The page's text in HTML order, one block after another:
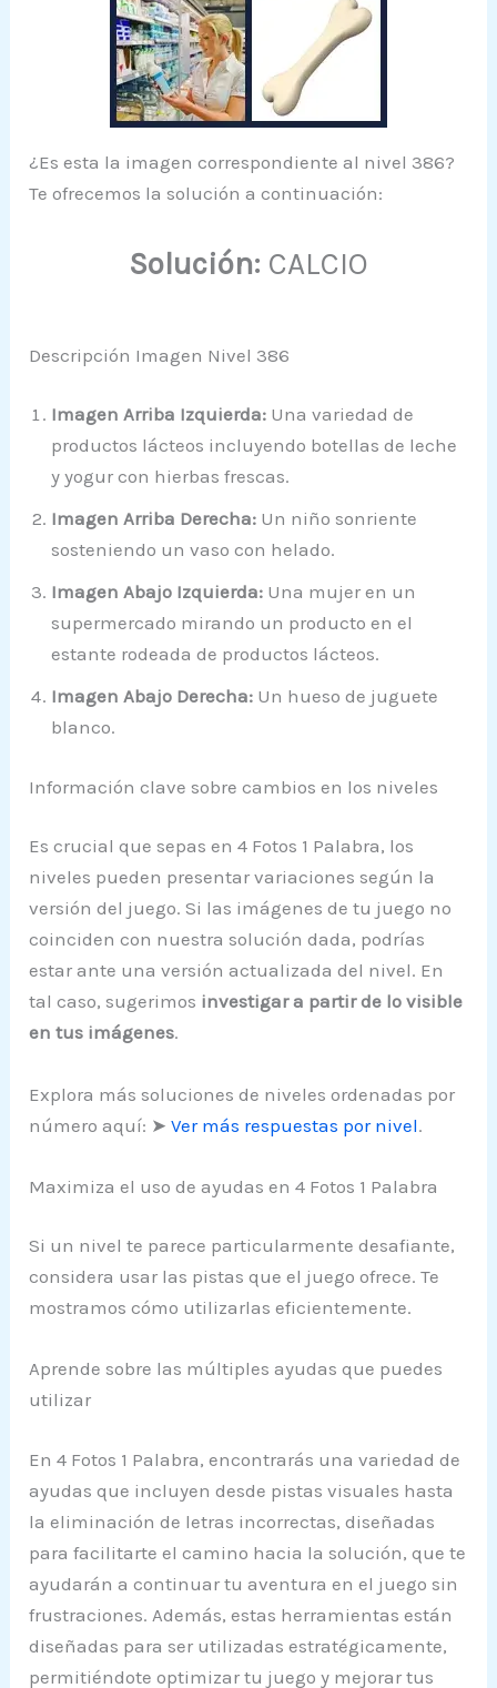
¿Es esta la imagen correspondiente al nivel 386?
Te ofrecemos la solución a continuación:
Solución: CALCIO
Descripción Imagen Nivel 386
Imagen Arriba Izquierda: Una variedad de
productos lácteos incluyendo botellas de leche
y yogur con hierbas frescas.
Imagen Arriba Derecha: Un niño sonriente
sosteniendo un vaso con helado.
Imagen Abajo Izquierda: Una mujer en un
supermercado mirando un producto en el
estante rodeada de productos lácteos.
Imagen Abajo Derecha: Un hueso de juguete
blanco.
Información clave sobre cambios en los niveles
Es crucial que sepas en 4 Fotos 1 Palabra, los
niveles pueden presentar variaciones según la
versión del juego. Si las imágenes de tu juego no
coinciden con nuestra solución dada, podrías
estar ante una versión actualizada del nivel. En
tal caso, sugerimos investigar a partir de lo visible
en tus imágenes.
Explora más soluciones de niveles ordenadas por
número aquí: ➤Ver más respuestas por nivel.
Maximiza el uso de ayudas en 4 Fotos 1 Palabra
Si un nivel te parece particularmente desafiante,
considera usar las pistas que el juego ofrece. Te
mostramos cómo utilizarlas eficientemente.
Aprende sobre las múltiples ayudas que puedes
utilizar
En 4 Fotos 1 Palabra, encontrarás una variedad de
ayudas que incluyen desde pistas visuales hasta
la eliminación de letras incorrectas, diseñadas
para facilitarte el camino hacia la solución, que te
ayudarán a continuar tu aventura en el juego sin
frustraciones. Además, estas herramientas están
diseñadas para ser utilizadas estratégicamente,
permitiéndote optimizar tu juego y mejorar tus